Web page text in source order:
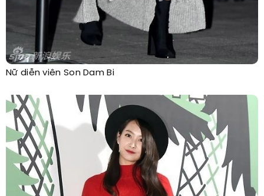
Nữ diễn viên Son Dam Bi